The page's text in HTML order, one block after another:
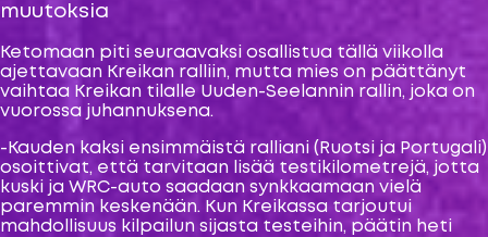
muutoksia
Ketomaan piti seuraavaksi osallistua tällä viikolla
ajettavaan Kreikan ralliin, mutta mies on päättänyt
vaihtaa Kreikan tilalle Uuden-Seelannin rallin, joka on
vuorossa juhannuksena.
-Kauden kaksi ensimmäistä ralliani (Ruotsi ja Portugali)
osoittivat, että tarvitaan lisää testikilometrejä, jotta
kuski ja WRC-auto saadaan synkkaamaan vielä
paremmin keskenään. Kun Kreikassa tarjoutui
mahdollisuus kilpailun sijasta testeihin, päätin heti